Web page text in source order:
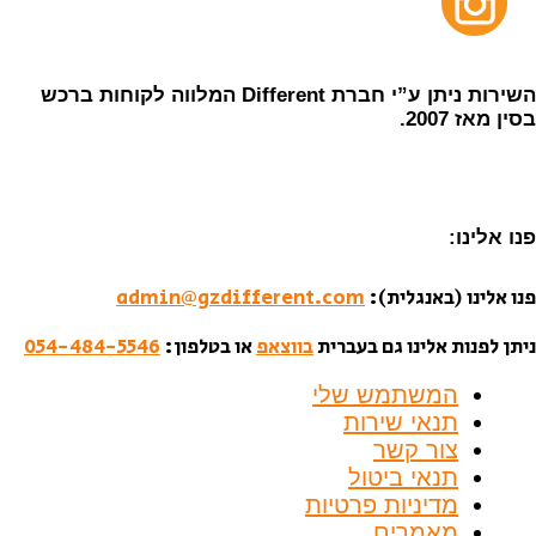
השירות ניתן ע”י חברת Different המלווה לקוחות ברכש
בסין מאז 2007.
פנו אלינו:
פנו אלינו (באנגלית): admin@gzdifferent.com
ניתן לפנות אלינו גם בעבריתבווצאפאו בטלפון: 054-484-5546
המשתמש שלי
תנאי שירות
צור קשר
תנאי ביטול
מדיניות פרטיות